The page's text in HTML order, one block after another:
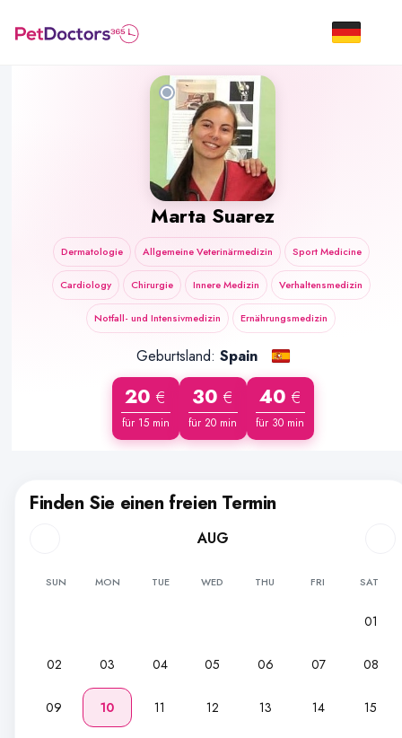
Marta Suarez
Dermatologie Allgemeine Veterinärmedizin Sport Medicine
Cardiology Chirurgie Innere Medizin Verhaltensmedizin
Notfall- und Intensivmedizin Ernährungsmedizin
Geburtsland: Spain
20 €
für 15 min
30 €
für 20 min
40 €
für 30 min
Finden Sie einen freien Termin
AUG
SUN MON TUE WED THU FRI SAT
01
02 03 04 05 06 07 08
09 10 11 12 13 14 15